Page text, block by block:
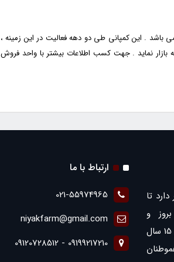
باشد . این کمپانی طی دو دهه فعالیت در این زمینه ،
نماید . جهت کسب اطلاعات بیشتر با واحد فروش
دارد تا
و
همچنین ارائه بهترین ها با بیش از 15 سال
ارتباط با ما
021-55974965
niyakfarm@gmail.com
09199217210 - 09120728512